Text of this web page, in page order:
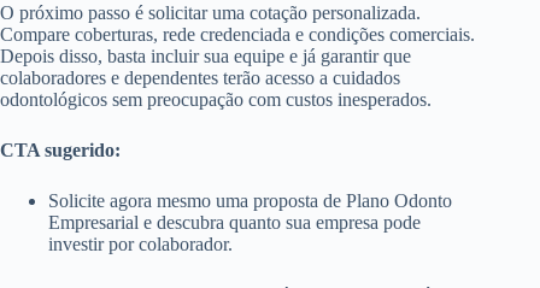
O próximo passo é solicitar uma cotação personalizada.
Compare coberturas, rede credenciada e condições comerciais.
Depois disso, basta incluir sua equipe e já garantir que
colaboradores e dependentes terão acesso a cuidados
odontológicos sem preocupação com custos inesperados.
CTA sugerido:
Solicite agora mesmo uma proposta de Plano Odonto
Empresarial e descubra quanto sua empresa pode
investir por colaborador.